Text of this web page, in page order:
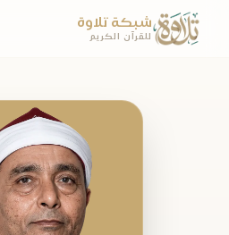
شبكة تلاوة
للقرآن الكريم